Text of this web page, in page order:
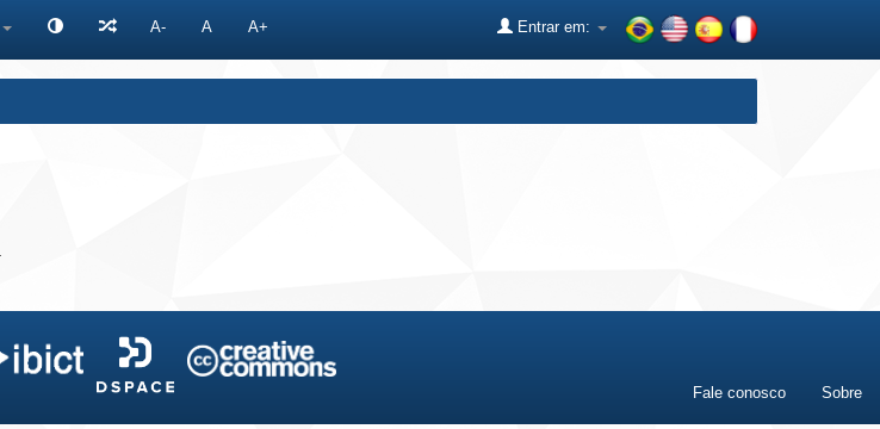
A- A A+ Entrar em:
Fale conosco Sobre